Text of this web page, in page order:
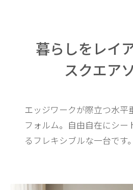
暮らしをレイ
スクエア
エッジワークが際立つ水平
フォルム。 自由自在にシー
るフレキシブルな一台です。